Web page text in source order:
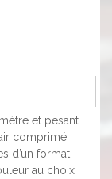
et pesant
comprimé,
d’un format
au choix